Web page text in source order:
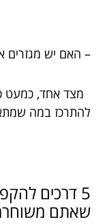
– האם יש מגזרים
מצד אחד, כמעט
להתרכז במה
5 דרכים
שאתם